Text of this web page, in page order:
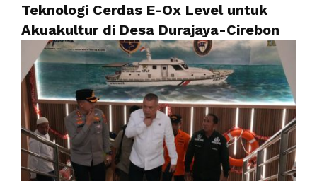
Teknologi Cerdas E-Ox Level untuk
Akuakultur di Desa Durajaya-Cirebon